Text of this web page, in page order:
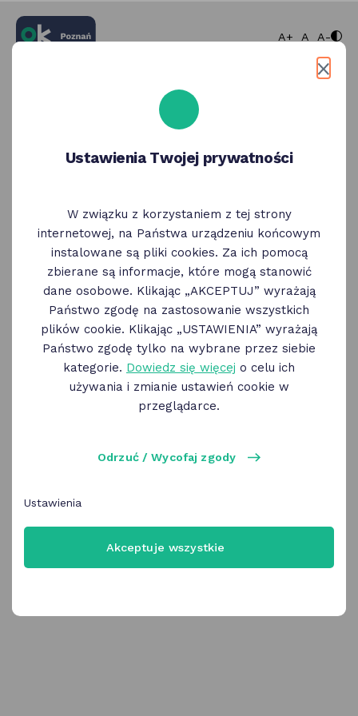
A+ większa
A A-
Wybierz bezpieczny sposób logowania
Węzeł Krajowy
Wybierz
ID Poznań
Zaloguj się korzystając z profilu ID Poznań
Wybierz
OK Poznań
być wkrótce dostępna
Ustawienia Twojej prywatności
W związku z korzystaniem z tej strony
internetowej, na Państwa urządzeniu końcowym
instalowane są pliki cookies. Za ich pomocą
zbierane są informacje, które mogą stanowić
dane osobowe. Klikając „AKCEPTUJ” wyrażają
Państwo zgodę na zastosowanie wszystkich
plików cookie. Klikając „USTAWIENIA” wyrażają
Państwo zgodę tylko na wybrane przez siebie
kategorie. Dowiedz się więcej o celu ich
używania i zmianie ustawień cookie w
przeglądarce.
Odrzuć / Wycofaj zgody
Ustawienia
Akceptuje wszystkie